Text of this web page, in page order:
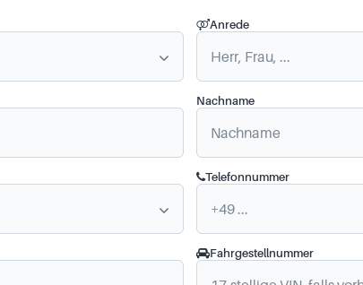
Anrede
Nachname
Telefonnummer
Fahrgestellnummer